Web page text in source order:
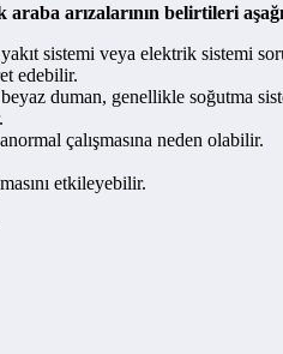
arızalarının belirtileri
sistemi veya elektrik sistemi
edebilir.
duman, genellikle soğutma
çalışmasına neden olabilir.
etkileyebilir.